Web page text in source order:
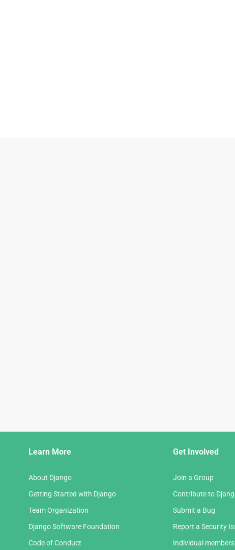
Learn More
About Django
Getting Started with Django
Team Organization
Django Software Foundation
Code of Conduct
Get Involved
Join a Group
Contribute to
Submit a Bug
Report a Security
Individual